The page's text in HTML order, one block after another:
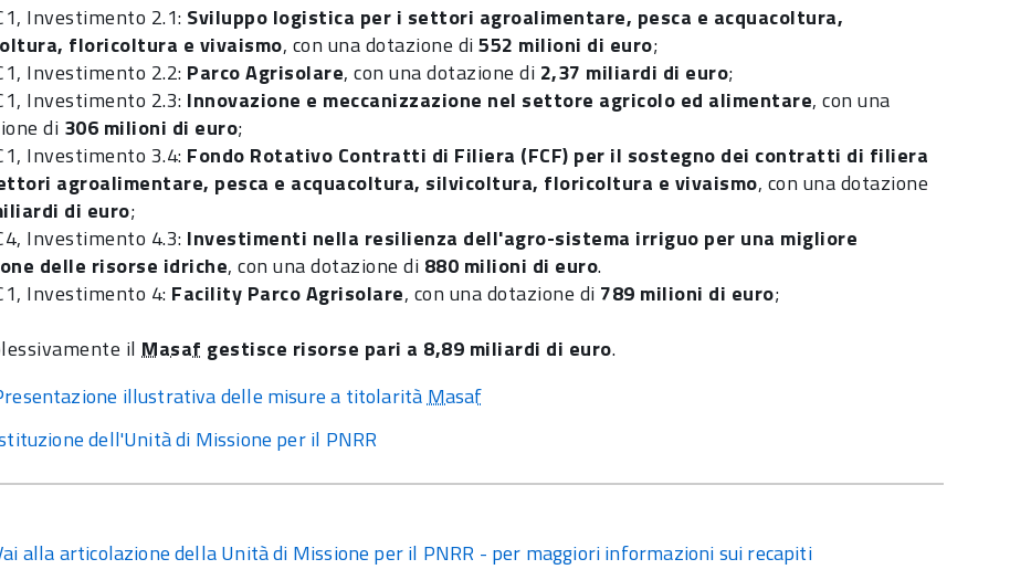
Investimento 2.1: Sviluppo logistica per i settori agroalimentare, pesca e acquacoltura,
floricoltura e vivaismo, con una dotazione di552 milioni di euro;
Investimento 2.2: Parco Agrisolare, con una dotazione di 2,37 miliardi di euro;
Investimento 2.3: Innovazione e meccanizzazione nel settore agricolo ed alimentare, con una
di 306 milioni di euro;
Investimento 3.4: Fondo Rotativo Contratti di Filiera (FCF) per il sostegno dei contratti di filiera
agroalimentare, pesca e acquacoltura, silvicoltura, floricoltura e vivaismo, con una dotazione
di euro;
Investimento 4.3: Investimenti nella resilienza dell'agro-sistema irriguo per una migliore
delle risorse idriche, con una dotazione di 880 milioni di euro.
Investimento 4: Facility Parco Agrisolare, con una dotazione di 789 milioni di euro;
ilMasaf gestisce risorse pari a 8,89 miliardi di euro.
illustrativa delle misure a titolaritàMasaf
dell'Unità di Missione per il PNRR
alla articolazione della Unità di Missione per il PNRR - per maggiori informazioni sui recapiti